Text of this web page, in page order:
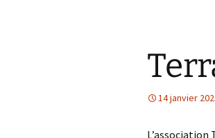
14 janvier